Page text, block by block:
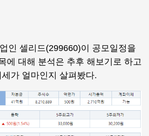
인 셀리드(299660)이 공모일정을
에 대해 분석은 추후 해보기로 하고
가 얼마인지 살펴봤다.